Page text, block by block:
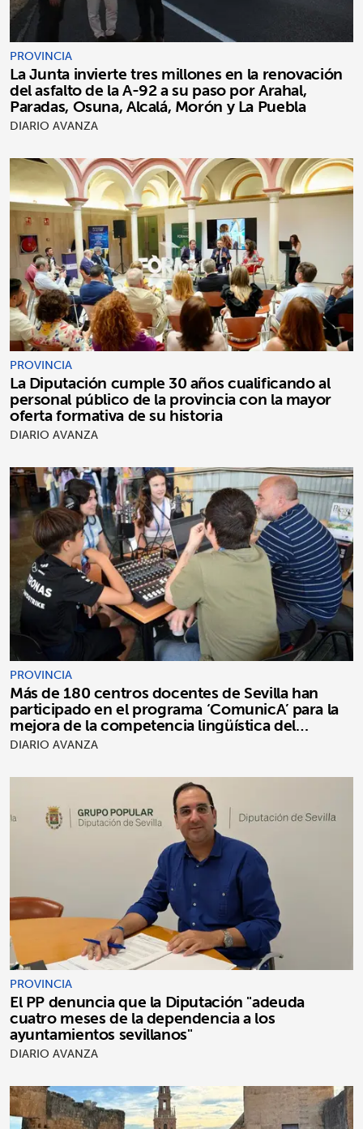
PROVINCIA
La Junta invierte tres millones en la renovación
del asfalto de la A-92 a su paso por Arahal,
Paradas, Osuna, Alcalá, Morón y La Puebla
DIARIO AVANZA
PROVINCIA
La Diputación cumple 30 años cualificando al
personal público de la provincia con la mayor
oferta formativa de su historia
DIARIO AVANZA
PROVINCIA
Más de 180 centros docentes de Sevilla han
participado en el programa ‘ComunicA’ para la
mejora de la competencia lingüística del
alumnado
DIARIO AVANZA
PROVINCIA
El PP denuncia que la Diputación "adeuda
cuatro meses de la dependencia a los
ayuntamientos sevillanos"
DIARIO AVANZA